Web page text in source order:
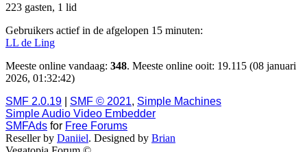
223 gasten, 1 lid
Gebruikers actief in de afgelopen 15 minuten:
LL de Ling
Meeste online vandaag: 348. Meeste online ooit: 19.115 (08 januari
2026, 01:32:42)
SMF 2.0.19
SMF © 2021, Simple Machines
Simple Audio Video Embedder
SMFAds for Free Forums
Reseller by Daniiel. Designed by Brian